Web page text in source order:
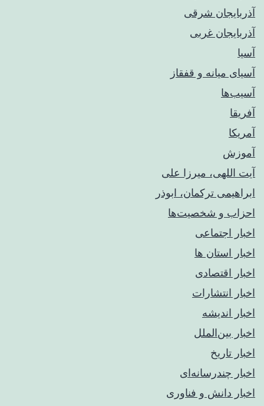
آذربایجان شرقی
آذربایجان غربی
آسیا
آسیای میانه و قفقاز
آسیب‌ها
آفریقا
آمریکا
آموزش
آیت اللهی، میرزا علی
ابراهیمی ترکمان، ابوذر
احزاب و شخصیت‌ها
اخبار اجتماعی
اخبار استان ها
اخبار اقتصادی
اخبار انتشارات
اخبار اندیشه
اخبار بین‌الملل
اخبار تاریخ
اخبار چندرسانه‌ای
اخبار دانش و فناوری